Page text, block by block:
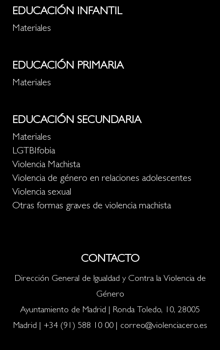
EDUCACIÓN INFANTIL
Materiales
EDUCACIÓN PRIMARIA
Materiales
EDUCACIÓN SECUNDARIA
Materiales
LGTBIfobia
Violencia Machista
Violencia de género en relaciones adolescentes
Violencia sexual
Otras formas graves de violencia machista
CONTACTO
Dirección General de Igualdad y Contra la Violencia de
Género
Ayuntamiento de Madrid | Ronda Toledo, 10, 28005
Madrid | +34 (91) 588 10 00| correo@violenciacero.es